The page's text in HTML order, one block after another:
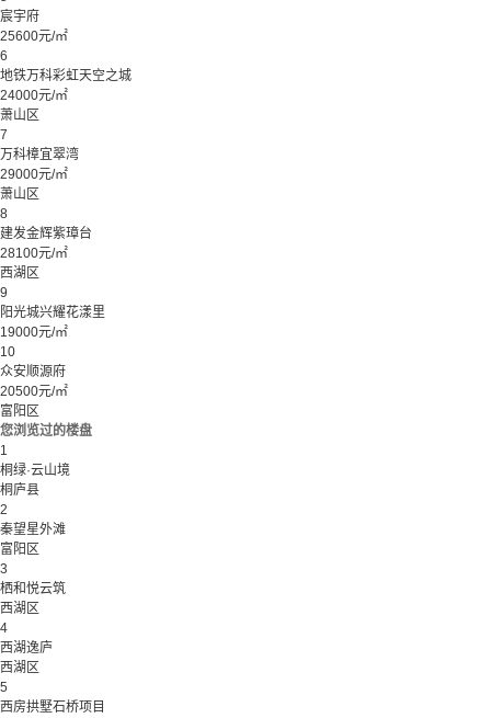
宸宇府
25600元/㎡
6
地铁万科彩虹天空之城
24000元/㎡
萧山区
7
万科樟宜翠湾
29000元/㎡
萧山区
8
建发金辉紫璋台
28100元/㎡
西湖区
9
阳光城兴耀花漾里
19000元/㎡
10
众安顺源府
20500元/㎡
富阳区
您浏览过的楼盘
1
桐绿·云山境
桐庐县
2
秦望星外滩
富阳区
3
栖和悦云筑
西湖区
4
西湖逸庐
西湖区
5
西房拱墅石桥项目